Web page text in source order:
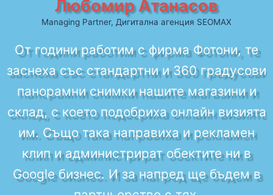
Любомир Атанасов
Managing Partner, Дигитална агенция SEOMAX
От години работим с фирма Фотони, те
заснеха със стандартни и 360 градусови
панорамни снимки нашите магазини и
склад, с което подобриха онлайн визията
им. Също така направиха и рекламен
клип и администрират обектите ни в
Google бизнес. И за напред ще бъдем в